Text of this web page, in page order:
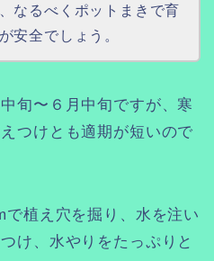
なるべくポットまきで育
安全でしょう。
旬〜６月中旬ですが、寒
つけとも適期が短いので
植え穴を掘り、水を注い
け、水やりをたっぷりと